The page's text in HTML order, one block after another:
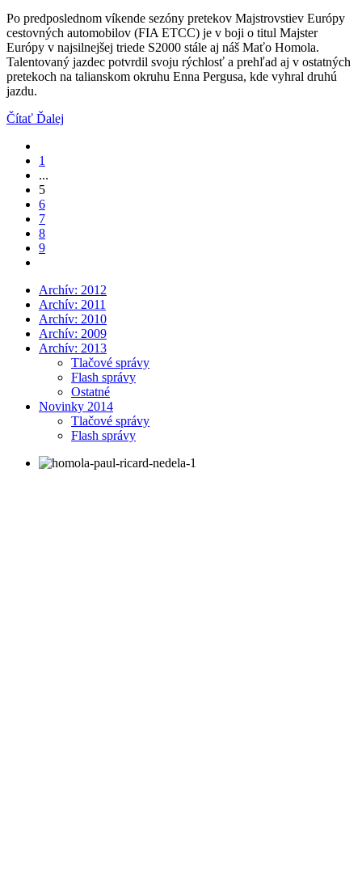
Po predposlednom víkende sezóny pretekov Majstrovstiev Európy
cestovných automobilov (FIA ETCC) je v boji o titul Majster
Európy v najsilnejšej triede S2000 stále aj náš Maťo Homola.
Talentovaný jazdec potvrdil svoju rýchlosť a prehľad aj v ostatných
pretekoch na talianskom okruhu Enna Pergusa, kde vyhral druhú
jazdu.
Čítať Ďalej
1
...
5
6
7
8
9
Archív: 2012
Archív: 2011
Archív: 2010
Archív: 2009
Archív: 2013
Tlačové správy
Flash správy
Ostatné
Novinky 2014
Tlačové správy
Flash správy